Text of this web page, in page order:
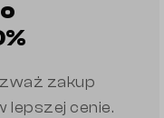
zakup
lepszej cenie.